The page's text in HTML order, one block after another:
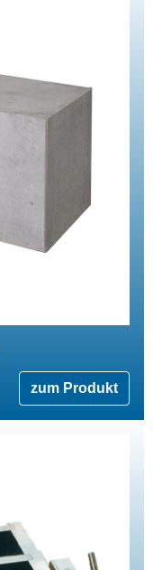
zum Produkt